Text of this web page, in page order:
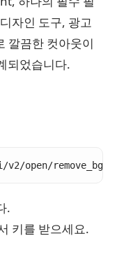
자인 도구, 광고
깔끔한 컷아웃이
되었습니다.
open/remove_bg
.
키를 받으세요.